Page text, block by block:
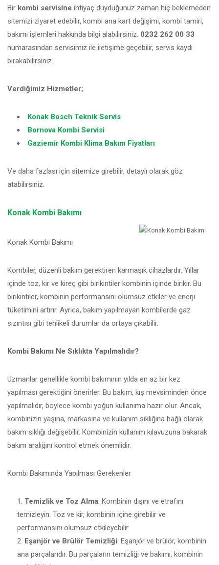
Bir kombi servisine ihtiyaç duyduğunuz zaman hiç beklemeden
sitemizi ziyaret edebilir, kombi ana kart değişimi, kombi tamiri,
bakımı işlemleri hakkında bilgi alabilirsiniz. 0232 262 00 33
numarasından servisimiz ile iletişime geçebilir, servis kaydı
bırakabilirsiniz.
Verdiğimiz Hizmetler;
Konak Bosch Teknik Servis
Bornova Kombi Servisi
Gaziemir Kombi Klima Bakım Fiyatları
Ve daha fazlası için sitemize girebilir, detaylı olarak göz
atabilirsiniz.
Konak Kombi Bakımı
Konak Kombi Bakımı
Kombiler, düzenli bakım gerektiren karmaşık cihazlardır. Yıllar
içinde toz, kir ve kireç gibi birikintiler kombinin içinde birikir. Bu
birikintiler, kombinin performansını olumsuz etkiler ve enerji
tüketimini artırır. Ayrıca, bakım yapılmayan kombilerde gaz
sızıntısı gibi tehlikeli durumlar da ortaya çıkabilir.
Kombi Bakımı Ne Sıklıkta Yapılmalıdır?
Uzmanlar genellikle kombi bakımının yılda en az bir kez
yapılması gerektiğini önerirler. Bu bakım, kış mevsiminden önce
yapılmalıdır, böylece kombi yoğun kullanıma hazır olur. Ancak,
kombinizin yaşına, markasına ve kullanım sıklığına bağlı olarak
bakım sıklığı değişebilir. Kombinizin kullanım kılavuzuna bakarak
bakım aralığını kontrol etmek önemlidir.
Kombi Bakımında Yapılması Gerekenler
Temizlik ve Toz Alma: Kombinin dışını ve etrafını
temizleyin. Toz ve kir, kombinin içine girebilir ve
performansını olumsuz etkileyebilir.
Eşanjör ve Brülör Temizliği: Eşanjör ve brülör, kombinin
ana parçalarıdır. Bu parçaların temizliği ve bakımı, kombinin